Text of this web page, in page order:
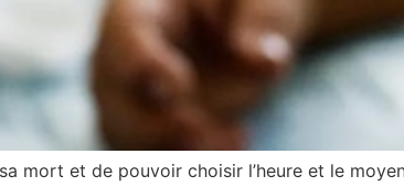
mort et de pouvoir choisir l’heure et le